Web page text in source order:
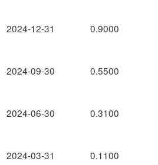
2024-12-31
2024-09-30
2024-06-30
2024-03-31
0.9000
0.5500
0.3100
0.1100